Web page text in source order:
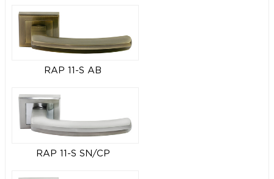
RAP 11-S AB
RAP 11-S SN/CP